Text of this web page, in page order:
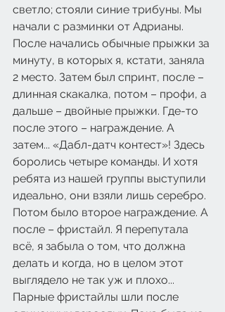
светло; стояли синие трибуны. Мы
начали с разминки от Адрианы.
После начались обычные прыжки за
минуту, в которых я, кстати, заняла
2 место. Затем был спринт, после –
длинная скакалка, потом – профи, а
дальше – двойные прыжки. Где-то
после этого – награждение. А
затем... «Дабл-датч контест»! Здесь
боролись четыре команды. И хотя
ребята из нашей группы выступили
идеально, они взяли лишь серебро.
Потом было второе награждение. А
после – фристайл. Я перепутала
всё, я забыла о том, что должна
делать и когда, но в целом этот
выглядело не так уж и плохо...
Парные фристайлы шли после